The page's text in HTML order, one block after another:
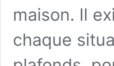
maison. Il
chaque